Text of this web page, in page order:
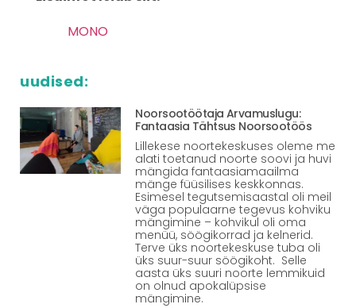
MONO
uudised:
Noorsootöötaja Arvamuslugu:
Fantaasia Tähtsus Noorsootöös
Lillekese noortekeskuses oleme me
alati toetanud noorte soovi ja huvi
mängida fantaasiamaailma
mänge füüsilises keskkonnas.
Esimesel tegutsemisaastal oli meil
väga populaarne tegevus kohviku
mängimine – kohvikul oli oma
menüü, söögikorrad ja kelnerid.
Terve üks noortekeskuse tuba oli
üks suur-suur söögikoht. Selle
aasta üks suuri noorte lemmikuid
on olnud apokalüpsise
mängimine.